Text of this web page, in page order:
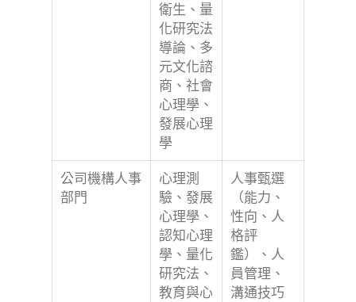
衛生、量
化研究法
導論、多
元文化諮
商、社會
心理學、
發展心理
學
公司機構人事
部門
心理測
驗、發展
心理學、
認知心理
學、量化
研究法、
教育與心
人事甄選
（能力、
性向、人
格評
鑑）、人
員管理、
溝通技巧